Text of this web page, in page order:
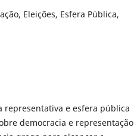
Eleições, Esfera Pública,
representativa e esfera pública
democracia e representação